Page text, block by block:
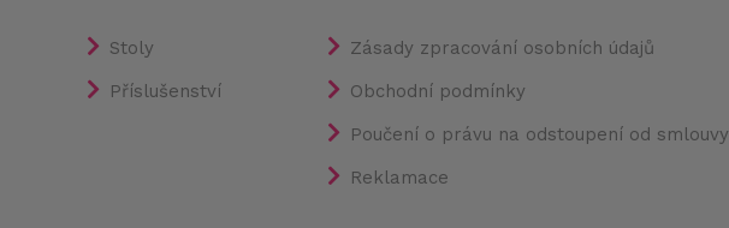
Stoly
Příslušenství
Zásady zpracování osobních údajů
Obchodní podmínky
Poučení o právu na odstoupení od smlouvy
Reklamace